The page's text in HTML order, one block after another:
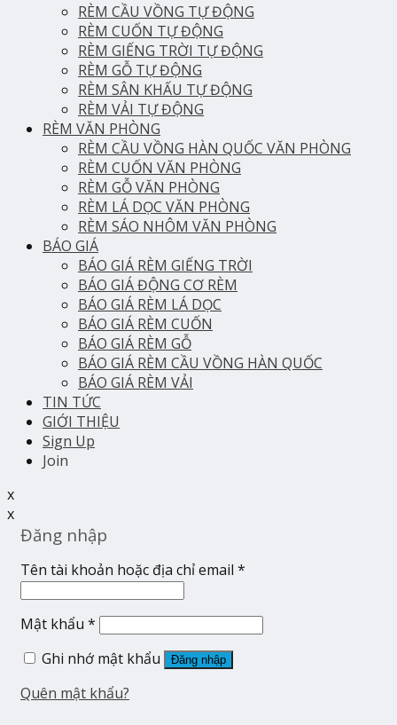
RÈM CẦU VỒNG TỰ ĐỘNG
RÈM CUỐN TỰ ĐỘNG
RÈM GIẾNG TRỜI TỰ ĐỘNG
RÈM GỖ TỰ ĐỘNG
RÈM SÂN KHẤU TỰ ĐỘNG
RÈM VẢI TỰ ĐỘNG
RÈM VĂN PHÒNG
RÈM CẦU VỒNG HÀN QUỐC VĂN PHÒNG
RÈM CUỐN VĂN PHÒNG
RÈM GỖ VĂN PHÒNG
RÈM LÁ DỌC VĂN PHÒNG
RÈM SÁO NHÔM VĂN PHÒNG
BÁO GIÁ
BÁO GIÁ RÈM GIẾNG TRỜI
BÁO GIÁ ĐỘNG CƠ RÈM
BÁO GIÁ RÈM LÁ DỌC
BÁO GIÁ RÈM CUỐN
BÁO GIÁ RÈM GỖ
BÁO GIÁ RÈM CẦU VỒNG HÀN QUỐC
BÁO GIÁ RÈM VẢI
TIN TỨC
GIỚI THIỆU
Sign Up
Join
x
x
Đăng nhập
Tên tài khoản hoặc địa chỉ email *
Mật khẩu *
Ghi nhớ mật khẩu
Đăng nhập
Quên mật khẩu?